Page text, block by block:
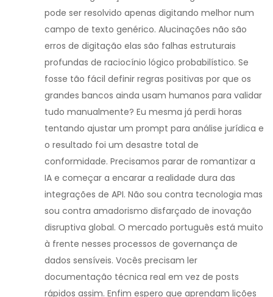
pode ser resolvido apenas digitando melhor num
campo de texto genérico. Alucinações não são
erros de digitação elas são falhas estruturais
profundas de raciocínio lógico probabilístico. Se
fosse tão fácil definir regras positivas por que os
grandes bancos ainda usam humanos para validar
tudo manualmente? Eu mesma já perdi horas
tentando ajustar um prompt para análise jurídica e
o resultado foi um desastre total de
conformidade. Precisamos parar de romantizar a
IA e começar a encarar a realidade dura das
integrações de API. Não sou contra tecnologia mas
sou contra amadorismo disfarçado de inovação
disruptiva global. O mercado português está muito
à frente nesses processos de governança de
dados sensíveis. Vocês precisam ler
documentação técnica real em vez de posts
rápidos assim. Enfim espero que aprendam lições